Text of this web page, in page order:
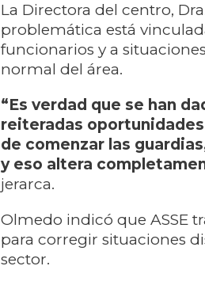
La Directora del centro,
problemática está
funcionarios y a
normal del área.
“Es verdad que se han
reiteradas
de comenzar las
y eso altera
jerarca.
Olmedo indicó que ASSE
para corregir situaciones
sector.